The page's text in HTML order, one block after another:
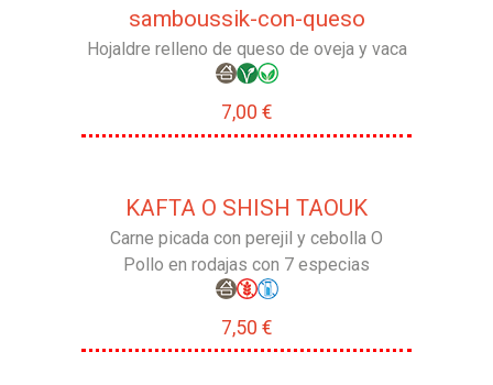
samboussik-con-queso
Hojaldre relleno de queso de oveja y vaca
7,00 €
KAFTA O SHISH TAOUK
Carne picada con perejil y cebolla O
Pollo en rodajas con 7 especias
7,50 €